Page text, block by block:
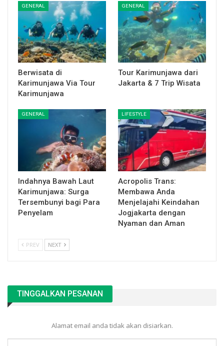
GENERAL
Berwisata di
Karimunjawa Via Tour
Karimunjawa
GENERAL
Tour Karimunjawa dari
Jakarta & 7 Trip Wisata
GENERAL
Indahnya Bawah Laut
Karimunjawa: Surga
Tersembunyi bagi Para
Penyelam
LIFESTYLE
Acropolis Trans:
Membawa Anda
Menjelajahi Keindahan
Jogjakarta dengan
Nyaman dan Aman
PREV NEXT
TINGGALKAN PESANAN
Alamat email anda tidak akan disiarkan.